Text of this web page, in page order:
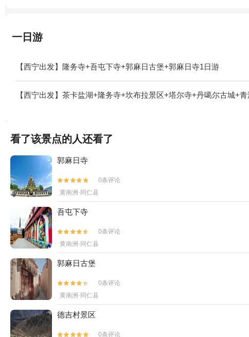
一日游
【西宁出发】隆务寺+吾屯下寺+郭麻日古堡+郭麻日寺1日游
【西宁出发】茶卡盐湖+隆务寺+坎布拉景区+塔尔寺+丹噶尔古城+
看了该景点的人还看了
郭麻日寺


0条评论
黄南洲·同仁县
吾屯下寺


0条评论
黄南洲·同仁县
郭麻日古堡


0条评论
黄南洲·同仁县
德吉村景区

 0条评论